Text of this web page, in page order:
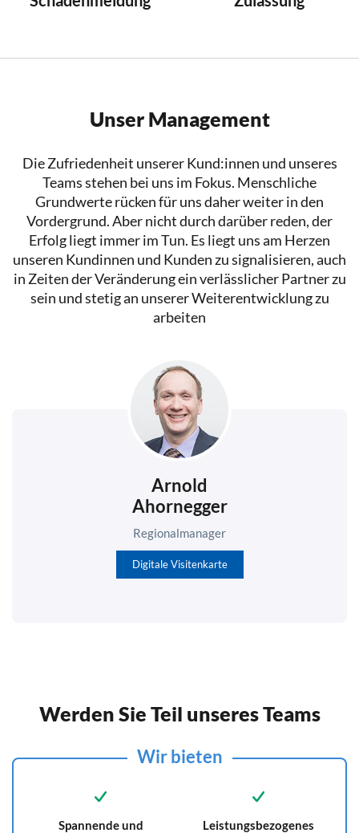
Unser Management
Die Zufriedenheit unserer Kund:innen und unseres
Teams stehen bei uns im Fokus. Menschliche
Grundwerte rücken für uns daher weiter in den
Vordergrund. Aber nicht durch darüber reden, der
Erfolg liegt immer im Tun. Es liegt uns am Herzen
unseren Kundinnen und Kunden zu signalisieren, auch
in Zeiten der Veränderung ein verlässlicher Partner zu
sein und stetig an unserer Weiterentwicklung zu
arbeiten
Arnold
Ahornegger
Regionalmanager
Digitale Visitenkarte
Werden Sie Teil unseres Teams
Wir bieten
Spannende und
Leistungsbezogenes